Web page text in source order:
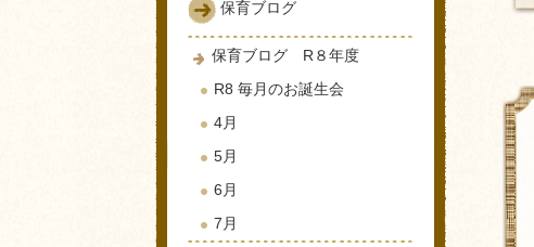
保育ブログ
保育ブログ R８年度
R8 毎月のお誕生会
4月
5月
6月
7月